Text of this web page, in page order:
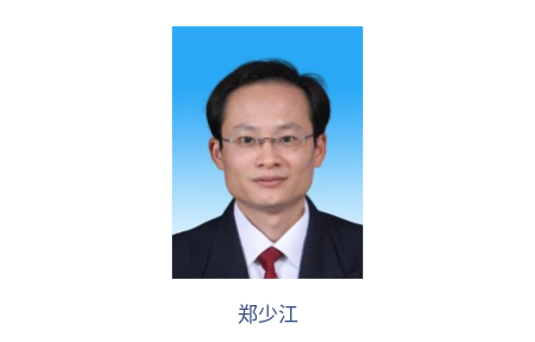
全国优秀教师及名师
省级人才
博士研究生导师
郑少江